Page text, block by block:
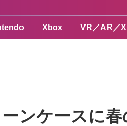
Xbox VR／AR／
ンケースに